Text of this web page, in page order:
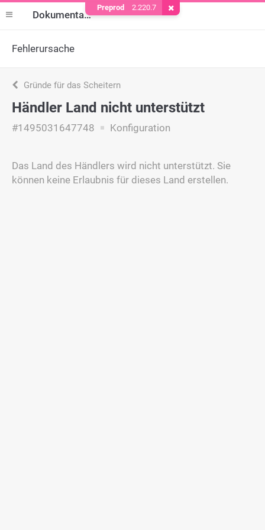
Dokumentation
Fehlerursache
Gründe für das Scheitern
Händler Land nicht unterstützt
#1495031647748 Konfiguration
Das Land des Händlers wird nicht unterstützt. Sie
können keine Erlaubnis für dieses Land erstellen.
Preprod 2.220.7 Cookie entfernen